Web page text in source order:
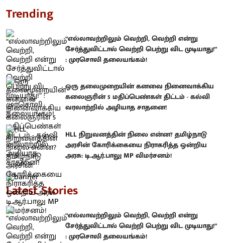
Trending
“எல்லாவற்றிலும் வெற்றி, வெற்றி என்று
சேர்த்துவிட்டால் வெற்றி பெற்று விட முடியாது!”
: முரசொலி தலையங்கம்!
ஒரு தலைமுறையின் கனவை நினைவாக்கிய
கலைஞரின் 5 மதிப்பெண்கள் திட்டம் - கல்வி
வரலாற்றில் அழியாத சாதனை!
HLL நிறுவனத்தின் நிலை என்ன? தமிழ்நாடு
அரசின் கோரிக்கையை நிராகரித்த ஒன்றிய
அரசு: டி.ஆர்.பாலு MP விமர்சனம்!
Latest Stories
“எல்லாவற்றிலும் வெற்றி, வெற்றி என்று
சேர்த்துவிட்டால் வெற்றி பெற்று விட முடியாது!”
: முரசொலி தலையங்கம்!